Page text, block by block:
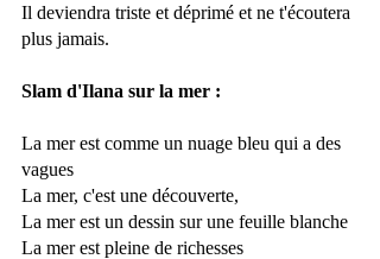
Il deviendra triste et déprimé et ne t'écoutera
plus jamais.
Slam d'Ilana sur la mer :
La mer est comme un nuage bleu qui a des
vagues
La mer, c'est une découverte,
La mer est un dessin sur une feuille blanche
La mer est pleine de richesses